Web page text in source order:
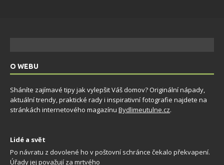
O WEBU
Sháníte zajímavé tipy jak vylepšit Váš domov? Originální nápady,
aktuální trendy, praktické rady i inspirativní fotografie najdete na
stránkách internetového magazínu Bydlimeutulne.cz.
Lidé a svět
Po návratu z dovolené ho v poštovní schránce čekalo překvapení.
Úřady jej považují za mrtvého